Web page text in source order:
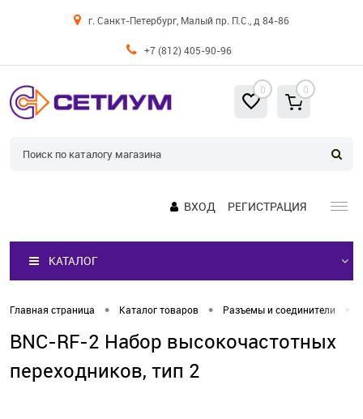
г. Санкт-Петербург, Малый пр. П.С., д 84-86
+7 (812) 405-90-96
0 0
ВХОД РЕГИСТРАЦИЯ
КАТАЛОГ
Главная страница • Каталог товаров • Разъемы и соединители
BNC-RF-2 Набор высокочастотных
переходников, тип 2